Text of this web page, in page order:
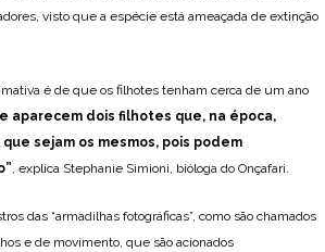
visto que a espécie está ameaçada de extinção
é de que os filhotes tenham cerca de um ano
aparecem dois filhotes que, na época,
sejam os mesmos, pois podem
, explica Stephanie Simioni, bióloga do Onçafari.
das “armadilhas fotográficas”, como são chamados
e de movimento, que são acionados